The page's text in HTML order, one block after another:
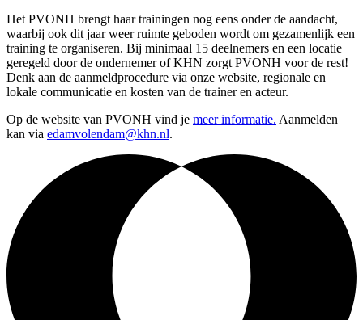
Het PVONH brengt haar trainingen nog eens onder de aandacht,
waarbij ook dit jaar weer ruimte geboden wordt om gezamenlijk een
training te organiseren. Bij minimaal 15 deelnemers en een locatie
geregeld door de ondernemer of KHN zorgt PVONH voor de rest!
Denk aan de aanmeldprocedure via onze website, regionale en
lokale communicatie en kosten van de trainer en acteur.
Op de website van PVONH vind je meer informatie. Aanmelden
kan via edamvolendam@khn.nl.